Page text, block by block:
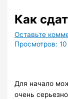
Как
Оставьте
Просмотров:
Для начало
очень